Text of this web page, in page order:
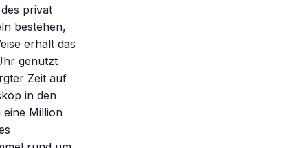
privat
bestehen,
erhält das
genutzt
Zeit auf
in den
Million